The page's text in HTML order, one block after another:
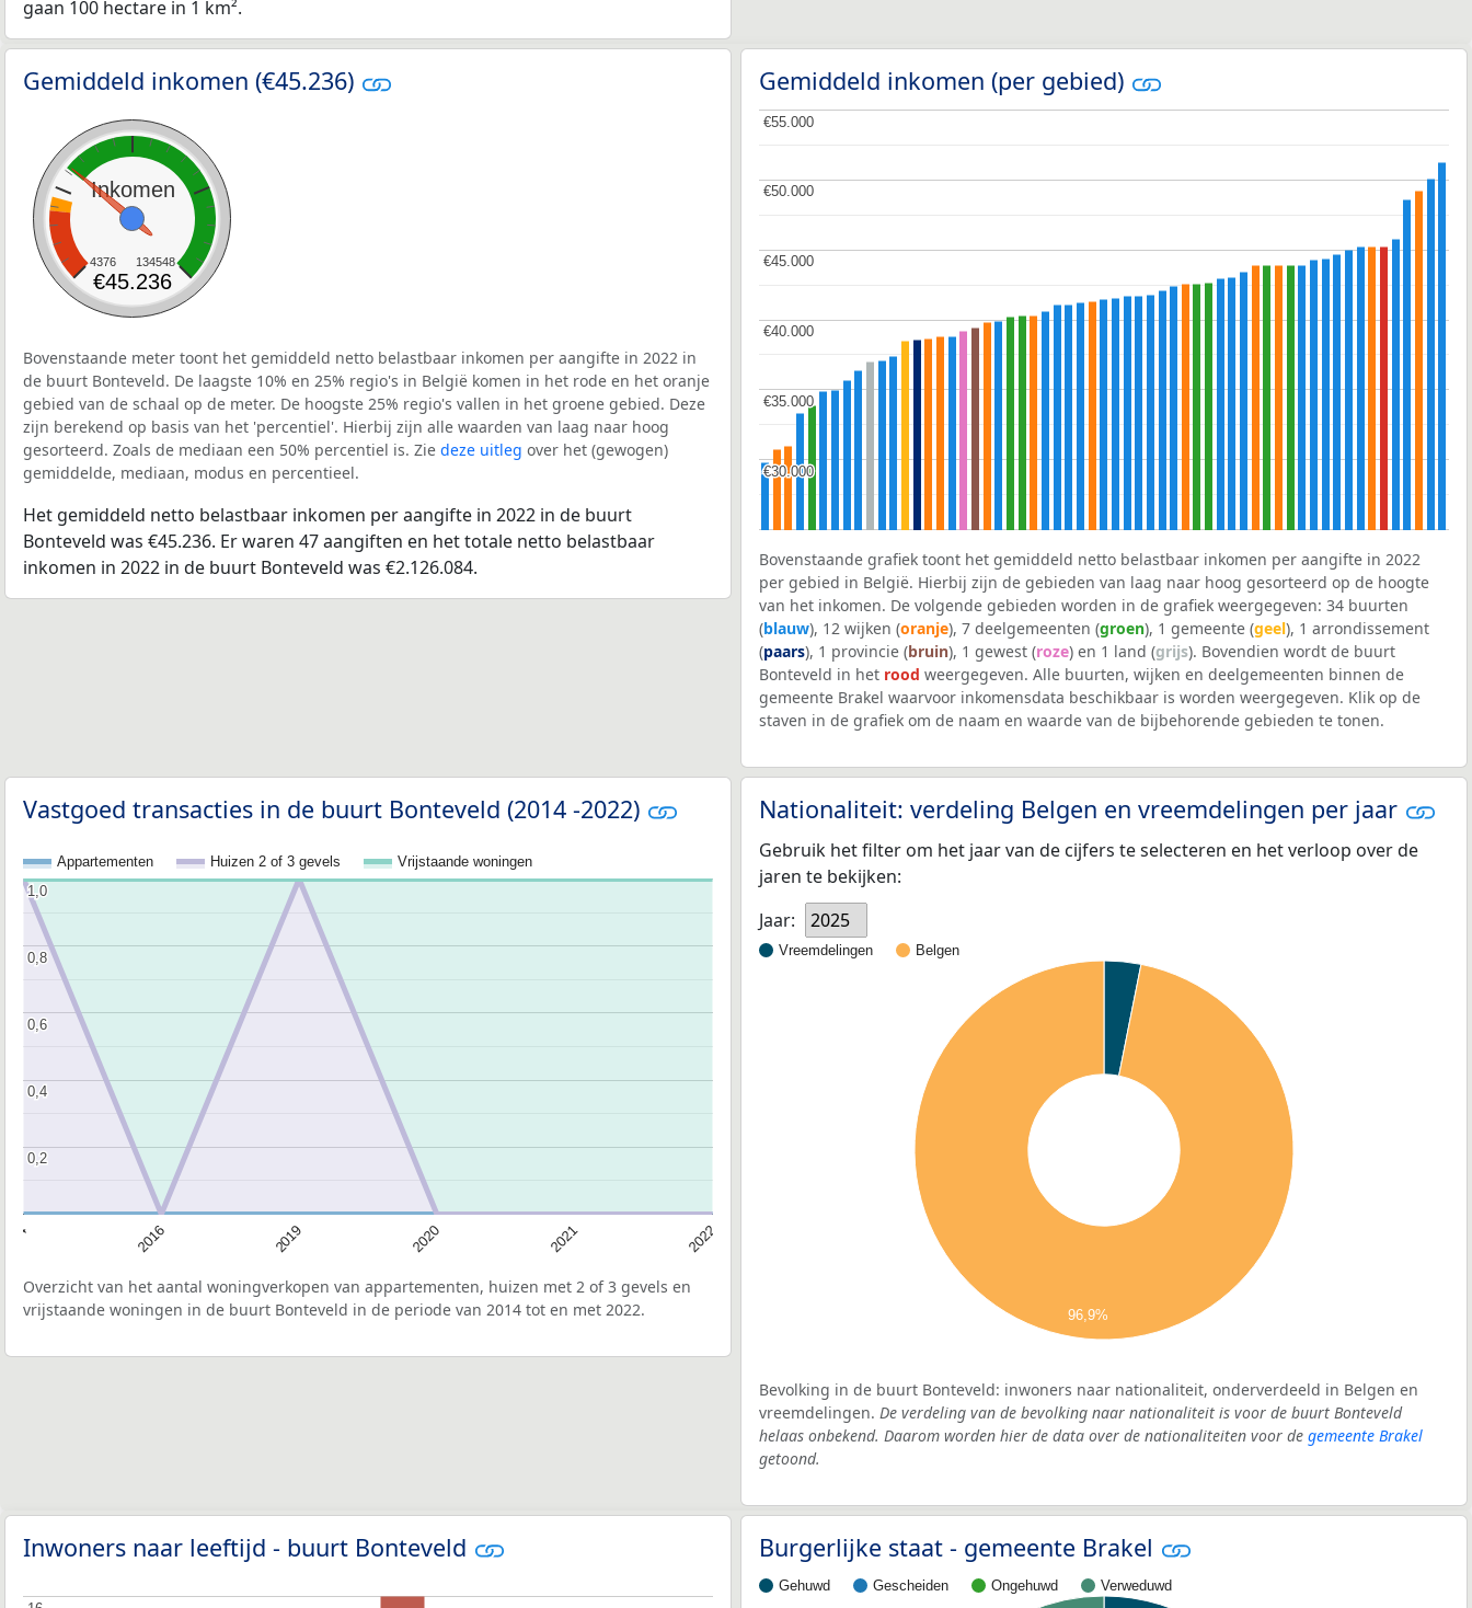
gaan 100 hectare in 1 km².
Gemiddeld inkomen (€45.236)
Inkomen
4376 134548
€45.236
Bovenstaande meter toont het gemiddeld netto belastbaar inkomen per aangifte in 2022 in
de buurt Bonteveld. De laagste 10% en 25% regio's in België komen in het rode en het oranje
gebied van de schaal op de meter. De hoogste 25% regio's vallen in het groene gebied. Deze
zijn berekend op basis van het 'percentiel'. Hierbij zijn alle waarden van laag naar hoog
gesorteerd. Zoals de mediaan een 50% percentiel is. Zie deze uitleg over het (gewogen)
gemiddelde, mediaan, modus en percentieel.
Het gemiddeld netto belastbaar inkomen per aangifte in 2022 in de buurt
Bonteveld was €45.236. Er waren 47 aangiften en het totale netto belastbaar
inkomen in 2022 in de buurt Bonteveld was €2.126.084.
Gemiddeld inkomen (per gebied)
€30.000
€30.000
€35.000
€35.000
€40.000
€40.000
€45.000
€45.000
€50.000
€50.000
€55.000
€55.000
Bovenstaande grafiek toont het gemiddeld netto belastbaar inkomen per aangifte in 2022
per gebied in België. Hierbij zijn de gebieden van laag naar hoog gesorteerd op de hoogte
van het inkomen. De volgende gebieden worden in de grafiek weergegeven: 34 buurten
(blauw), 12 wijken (oranje), 7 deelgemeenten (groen), 1 gemeente (geel), 1 arrondissement
(paars), 1 provincie (bruin), 1 gewest (roze) en 1 land (grijs). Bovendien wordt de buurt
Bonteveld in het rood weergegeven. Alle buurten, wijken en deelgemeenten binnen de
gemeente Brakel waarvoor inkomensdata beschikbaar is worden weergegeven. Klik op de
staven in de grafiek om de naam en waarde van de bijbehorende gebieden te tonen.
Vastgoed transacties in de buurt Bonteveld (2014 -2022)
Appartementen Huizen 2 of 3 gevels Vrijstaande woningen
2016 2019 2020 2021 2022
0,2
0,2
0,4
0,4
0,6
0,6
0,8
0,8
1,0
1,0
Overzicht van het aantal woningverkopen van appartementen, huizen met 2 of 3 gevels en
vrijstaande woningen in de buurt Bonteveld in de periode van 2014 tot en met 2022.
Nationaliteit: verdeling Belgen en vreemdelingen per jaar
Gebruik het filter om het jaar van de cijfers te selecteren en het verloop over de
jaren te bekijken:
Jaar:
2025
Vreemdelingen Belgen
96,9%
Bevolking in de buurt Bonteveld: inwoners naar nationaliteit, onderverdeeld in Belgen en
vreemdelingen. De verdeling van de bevolking naar nationaliteit is voor de buurt Bonteveld
helaas onbekend. Daarom worden hier de data over de nationaliteiten voor de gemeente Brakel
getoond.
Inwoners naar leeftijd - buurt Bonteveld Burgerlijke staat - gemeente Brakel
Gehuwd Gescheiden Ongehuwd Verweduwd